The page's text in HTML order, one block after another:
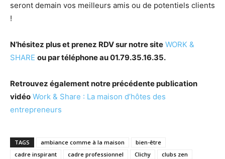
seront demain vos meilleurs amis ou de potentiels clients
!
N’hésitez plus et prenez RDV sur notre site WORK &
SHARE ou par téléphone au 01.79.35.16.35.
Retrouvez également notre précédente publication
vidéo Work & Share : La maison d’hôtes des
entrepreneurs
TAGS ambiance comme à la maison
bien-être
cadre inspirant
cadre professionnel Clichy
clubs zen